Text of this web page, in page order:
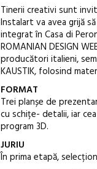
Tinerii creativi sunt
Instalart va avea grijă
integrat în Casa di
ROMANIAN DESIGN
producători italieni,
KAUSTIK, folosind
FORMAT
Trei planșe de
cu schițe- detalii, iar
program 3D.
JURIU
În prima etapă,